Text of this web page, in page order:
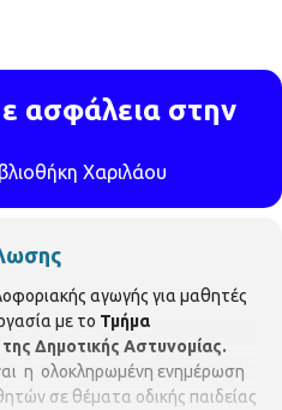
ασφάλεια στην
Χαριλάου
αγωγής για μαθητές
με το Τμήμα
Δημοτικής Αστυνομίας.
η ολοκληρωμένη ενημέρωση
σε θέματα οδικής παιδείας